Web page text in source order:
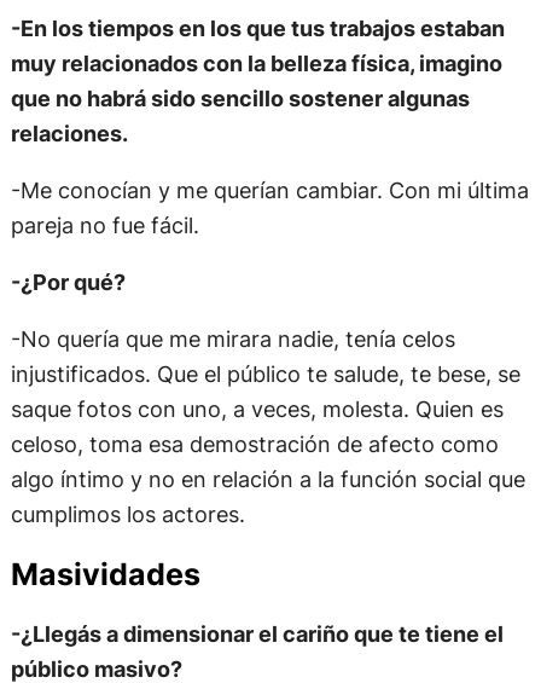
-En los tiempos en los que tus trabajos estaban
muy relacionados con la belleza física, imagino
que no habrá sido sencillo sostener algunas
relaciones.
-Me conocían y me querían cambiar. Con mi última
pareja no fue fácil.
-¿Por qué?
-No quería que me mirara nadie, tenía celos
injustificados. Que el público te salude, te bese, se
saque fotos con uno, a veces, molesta. Quien es
celoso, toma esa demostración de afecto como
algo íntimo y no en relación a la función social que
cumplimos los actores.
Masividades
-¿Llegás a dimensionar el cariño que te tiene el
público masivo?